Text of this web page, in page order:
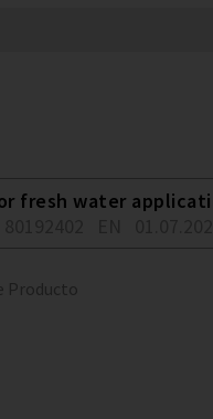
fresh water
Producto